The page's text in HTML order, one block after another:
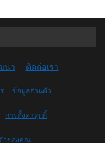
นา ติดต่อเรา
ข้อมูลส่วนตัว
การตั้งค่าคุกกี้
วของคุณ